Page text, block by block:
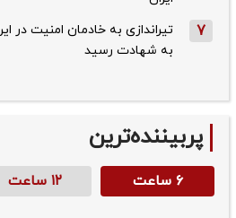
7
تیراندازی به خادمان امنیت در
به شهادت رسید
پربیننده‌ترین
۶ ساعت ۱۲ ساعت